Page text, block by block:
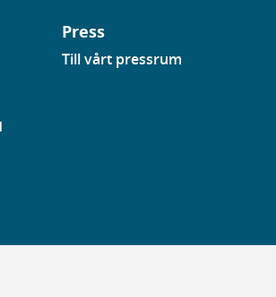
Press
Till vårt pressrum